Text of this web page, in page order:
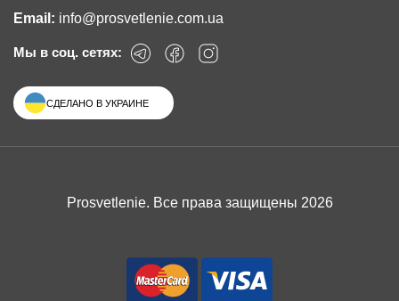
Email: info@prosvetlenie.com.ua
Мы в соц. сетях:
СДЕЛАНО В УКРАИНЕ
Prosvetlenie. Все права защищены 2026